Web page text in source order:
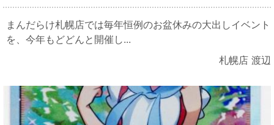
まんだらけ札幌店では毎年恒例のお盆休みの大出しイベント
を、今年もどどんと開催し...
札幌店 渡辺